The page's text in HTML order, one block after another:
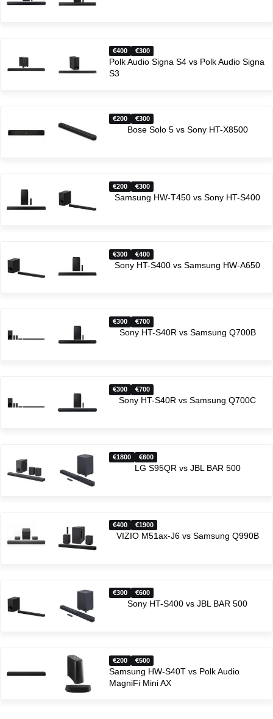
400 300
Polk Audio Signa S4 vs Polk Audio Signa
S3
200 300
Bose Solo 5 vs Sony HT-X8500
200 300
Samsung HW-T450 vs Sony HT-S400
300 400
Sony HT-S400 vs Samsung HW-A650
300 700
Sony HT-S40R vs Samsung Q700B
300 700
Sony HT-S40R vs Samsung Q700C
1800 600
LG S95QR vs JBL BAR 500
400 1900
VIZIO M51ax-J6 vs Samsung Q990B
300 600
Sony HT-S400 vs JBL BAR 500
200 500
Samsung HW-S40T vs Polk Audio
MagniFi Mini AX